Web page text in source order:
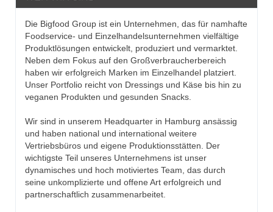
Die Bigfood Group ist ein Unternehmen, das für namhafte
Foodservice- und Einzelhandelsunternehmen vielfältige
Produktlösungen entwickelt, produziert und vermarktet.
Neben dem Fokus auf den Großverbraucherbereich
haben wir erfolgreich Marken im Einzelhandel platziert.
Unser Portfolio reicht von Dressings und Käse bis hin zu
veganen Produkten und gesunden Snacks.
Wir sind in unserem Headquarter in Hamburg ansässig
und haben national und international weitere
Vertriebsbüros und eigene Produktionsstätten. Der
wichtigste Teil unseres Unternehmens ist unser
dynamisches und hoch motiviertes Team, das durch
seine unkomplizierte und offene Art erfolgreich und
partnerschaftlich zusammenarbeitet.